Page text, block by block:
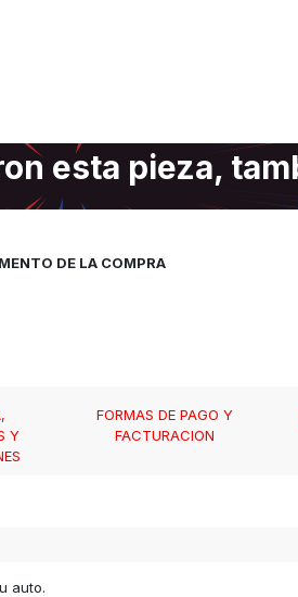
esta pieza,
DE LA COMPRA
Y
FORMAS DE PAGO Y
FACTURACION
auto.